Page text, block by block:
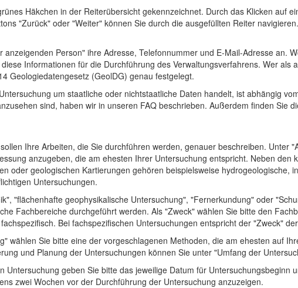
Häkchen in der Reiterübersicht gekennzeichnet. Durch das Klicken auf
"Zurück" oder "Weiter" können Sie durch die ausgefüllten Reiter navigieren.
Person" ihre Adresse, Telefonnummer und E-Mail-Adresse an.
Informationen für die Durchführung des Verwaltungsverfahrens. Wer als
Geologiedatengesetz (GeolDG) genau festgelegt.
um staatliche oder nichtstaatliche Daten handelt, ist abhängig
sind, haben wir in unseren FAQ beschrieben. Außerdem finden Sie
Ihre Arbeiten, die Sie durchführen werden, genauer beschreiben. Unter
anzugeben, die am ehesten Ihrer Untersuchung entspricht. Neben den
oder geologischen Kartierungen gehören beispielsweise hydrogeologische,
Untersuchungen.
"flächenhafte geophysikalische Untersuchung", "Fernerkundung" oder
Fachbereiche durchgeführt werden. Als "Zweck" wählen Sie bitte den
Bei fachspezifischen Untersuchungen entspricht der "Zweck"
wählen Sie bitte eine der vorgeschlagenen Methoden, die am ehesten auf
und Planung der Untersuchungen können Sie unter "Umfang der
Untersuchung geben Sie bitte das jeweilige Datum für Untersuchungsbeginn
zwei Wochen vor der Durchführung der Untersuchung anzuzeigen.